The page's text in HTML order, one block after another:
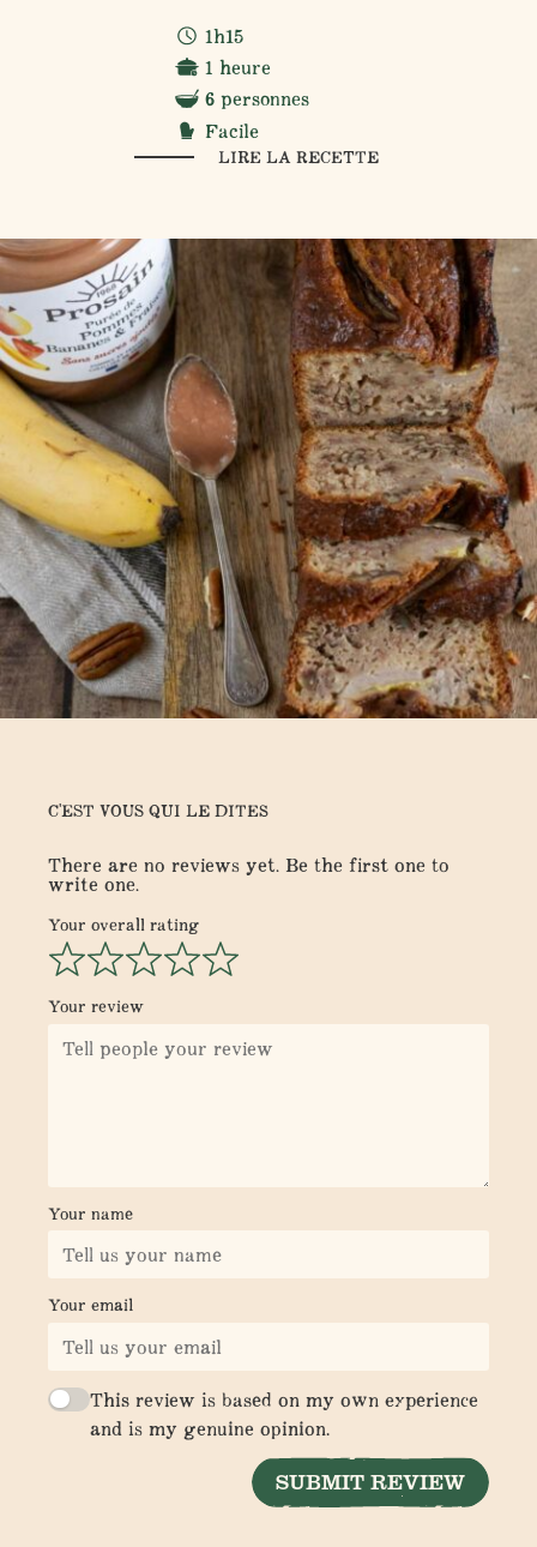
1h15
1 heure
6 personnes
Facile
LIRE LA RECETTE
C'EST VOUS QUI LE DITES
There are no reviews yet. Be the first one to
write one.
Your overall rating
Your review
Your name
Your email
This review is based on my own experience
and is my genuine opinion.
SUBMIT REVIEW